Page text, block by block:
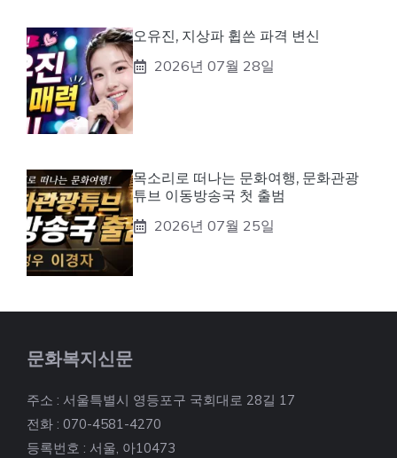
오유진, 지상파 휩쓴 파격 변신
2026년 07월 28일
목소리로 떠나는 문화여행, 문화관광
튜브 이동방송국 첫 출범
2026년 07월 25일
문화복지신문
주소 : 서울특별시 영등포구 국회대로 28길 17
전화 : 070-4581-4270
등록번호 : 서울, 아10473